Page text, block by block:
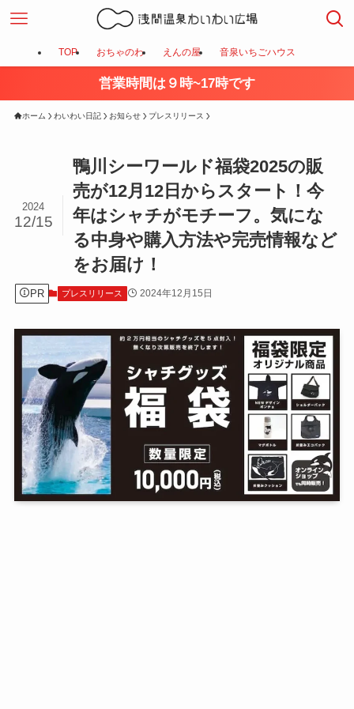
TOP おちゃのわ えんの屋 音泉いちごハウス
営業時間は９時~17時です
ホーム わいわい日記 お知らせ プレスリリース
鴨川シーワールド福袋2025の販
売が12月12日からスタート！今
年はシャチがモチーフ。気にな
る中身や購入方法や完売情報など
をお届け！
2024
12/15
PR プレスリリース 2024年12月15日